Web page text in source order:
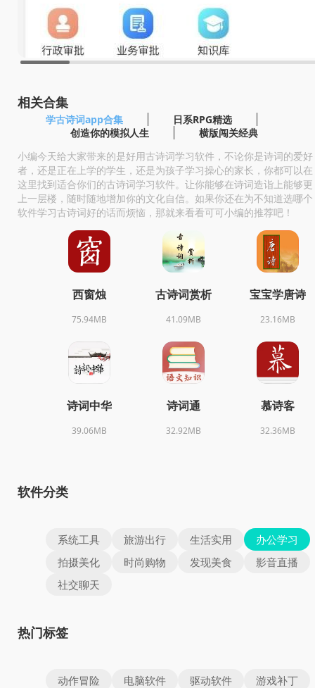
相关合集
学古诗词app合集
日系RPG精选
创造你的模拟人生
横版闯关经典
小编今天给大家带来的是好用古诗词学习软件，不论你是诗词的爱好
者，还是正在上学的学生，还是为孩子学习操心的家长，你都可以在
这里找到适合你们的古诗词学习软件。让你能够在诗词造诣上能够更
上一层楼，随时随地增加你的文化自信。如果你还在为不知道选哪个
软件学习古诗词好的话而烦恼，那就来看看可可小编的推荐吧！
西窗烛
75.94MB
古诗词赏析
41.09MB
宝宝学唐诗
23.16MB
诗词中华
39.06MB
诗词通
32.92MB
慕诗客
32.36MB
软件分类
系统工具 旅游出行 生活实用
办公学习
拍摄美化
时尚购物 发现美食
影音直播
社交聊天
热门标签
动作冒险 电脑软件 驱动软件
游戏补丁